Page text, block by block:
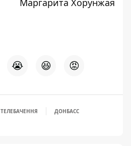
😭 😆 😡
ТЕЛЕБАЧЕННЯ ДОНБАСС